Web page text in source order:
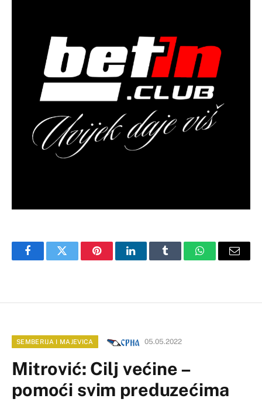
FacebookTwitter PinterestLinkedInTumblr WhatsAppEmail
SEMBERIJA I MAJEVICA 05.05.2022
Mitrović: Cilj većine –
pomoći svim preduzećima